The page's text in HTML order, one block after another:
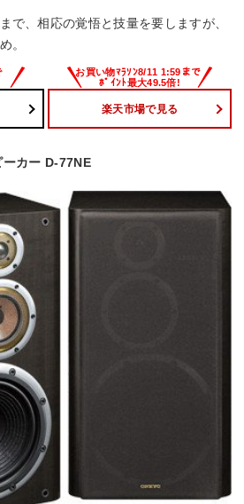
で、相応の覚悟と技量を要しますが、
。
楽天市場で見る
カー D-77NE